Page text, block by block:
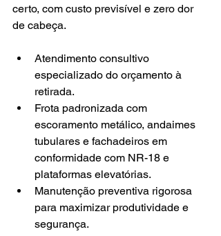
certo, com custo previsível e zero dor
de cabeça.
Atendimento consultivo
especializado do orçamento à
retirada.
Frota padronizada com
escoramento metálico, andaimes
tubulares e fachadeiros em
conformidade com NR-18 e
plataformas elevatórias.
Manutenção preventiva rigorosa
para maximizar produtividade e
segurança.